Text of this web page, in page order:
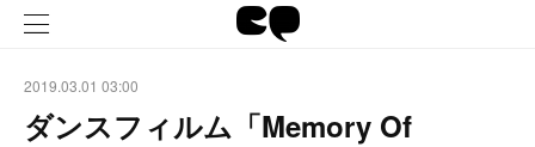
2019.03.01 03:00
ダンスフィルム「Memory Of